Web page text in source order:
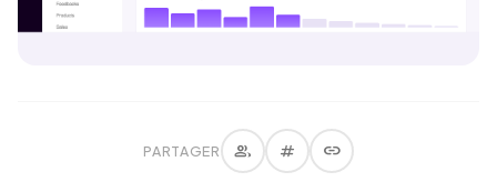
PARTAGER group tag link